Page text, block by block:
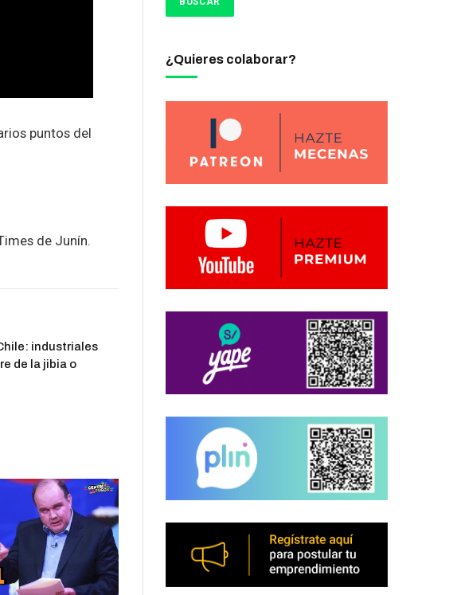
puntos del
de Junín.
industriales
de la jibia o
¿Quieres colaborar?